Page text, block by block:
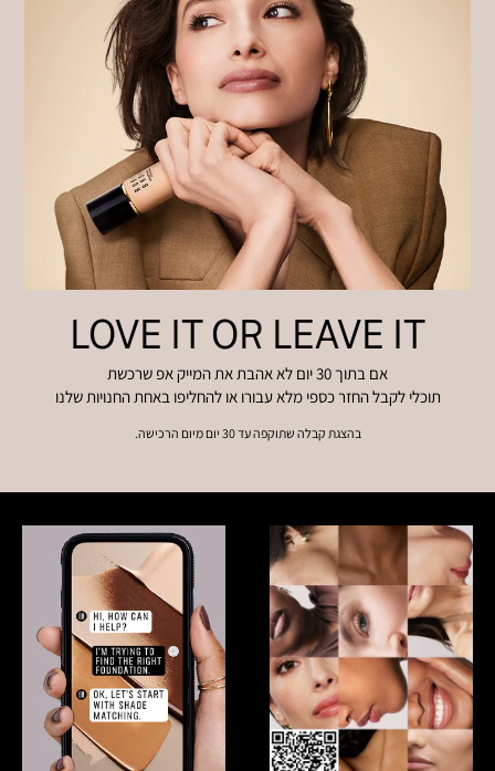
LOVE IT OR LEAVE IT
אם בתוך 30 יום לא אהבת את המייק אפ שרכשת
תוכלי לקבל החזר כספי מלא עבורו או להחליפו באחת החנויות שלנו
בהצגת קבלה שתוקפה עד 30 יום מיום הרכישה.